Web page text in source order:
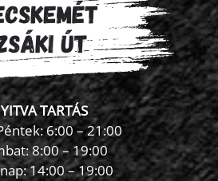
TARTÁS
6:00 – 21:00
8:00 – 19:00
14:00 – 19:00